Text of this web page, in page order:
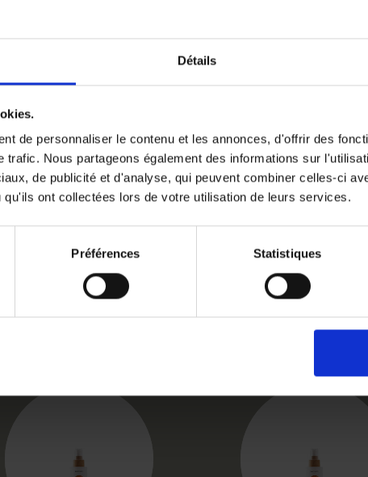
Détails
de personnaliser le contenu et les annonces, d'offrir des
trafic. Nous partageons également des informations sur
de publicité et d'analyse, qui peuvent combiner celles-ci
ont collectées lors de votre utilisation de leurs services.
Préférences Statistiques
Produits